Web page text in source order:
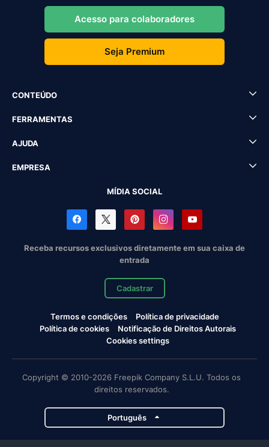
Acesso para colaboradores
Seja Premium
CONTEÚDO
FERRAMENTAS
AJUDA
EMPRESA
MÍDIA SOCIAL
Receba recursos exclusivos diretamente em sua caixa de
entrada
Cadastrar
Termos e condições
Política de privacidade
Política de cookies
Notificação de Direitos Autorais
Cookies settings
Copyright © 2010-2026 Freepik Company S.L.U. Todos os
direitos reservados.
Português